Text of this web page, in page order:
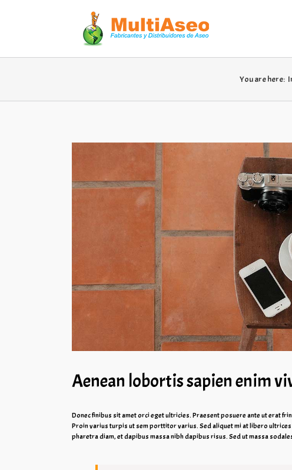
You are here:
Aenean lobortis sapien enim
Donec finibus sit amet orci eget ultricies. Praesent posuere ante ut erat
Proin varius turpis ut sem porttitor varius. Sed aliquet mi at libero
pharetra diam, et dapibus massa nibh dapibus risus. Sed ut massa